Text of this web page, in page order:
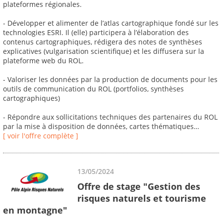
plateformes régionales.
- Développer et alimenter de l’atlas cartographique fondé sur les
technologies ESRI. Il (elle) participera à l’élaboration des
contenus cartographiques, rédigera des notes de synthèses
explicatives (vulgarisation scientifique) et les diffusera sur la
plateforme web du ROL.
- Valoriser les données par la production de documents pour les
outils de communication du ROL (portfolios, synthèses
cartographiques)
- Répondre aux sollicitations techniques des partenaires du ROL
par la mise à disposition de données, cartes thématiques…
[ voir l'offre complète ]
13/05/2024
Offre de stage "Gestion des
risques naturels et tourisme
en montagne"